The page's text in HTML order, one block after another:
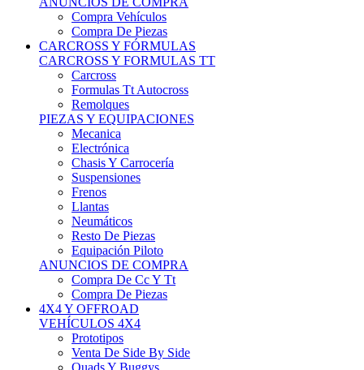
Compra Vehículos
Compra De Piezas
CARCROSS Y FÓRMULAS
CARCROSS Y FORMULAS TT
Carcross
Formulas Tt Autocross
Remolques
PIEZAS Y EQUIPACIONES
Mecanica
Electrónica
Chasis Y Carrocería
Suspensiones
Frenos
Llantas
Neumáticos
Resto De Piezas
Equipación Piloto
ANUNCIOS DE COMPRA
Compra De Cc Y Tt
Compra De Piezas
4X4 Y OFFROAD
VEHÍCULOS 4X4
Prototipos
Venta De Side By Side
Quads Y Buggys